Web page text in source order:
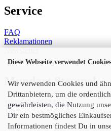
Diese Webseite verwendet
Wir verwenden Cookies und
Drittanbietern, um die
gewährleisten, die Nutzung
Dir ein bestmögliches
Informationen findest Du in
Service
FAQ
Reklamationen
Newsletter
Mundart Stempel
100% SWISSMADE
Team